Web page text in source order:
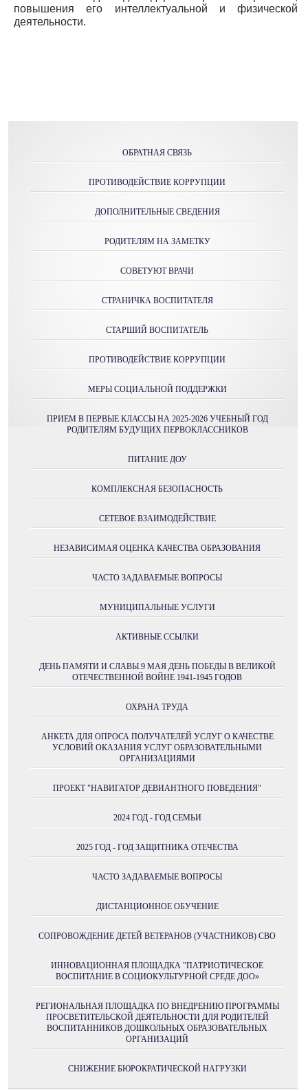
повышения его интеллектуальной и физической
деятельности.
ОБРАТНАЯ СВЯЗЬ
ПРОТИВОДЕЙСТВИЕ КОРРУПЦИИ
ДОПОЛНИТЕЛЬНЫЕ СВЕДЕНИЯ
РОДИТЕЛЯМ НА ЗАМЕТКУ
СОВЕТУЮТ ВРАЧИ
СТРАНИЧКА ВОСПИТАТЕЛЯ
СТАРШИЙ ВОСПИТАТЕЛЬ
ПРОТИВОДЕЙСТВИЕ КОРРУПЦИИ
МЕРЫ СОЦИАЛЬНОЙ ПОДДЕРЖКИ
ПРИЕМ В ПЕРВЫЕ КЛАССЫ НА 2025-2026 УЧЕБНЫЙ ГОД
РОДИТЕЛЯМ БУДУЩИХ ПЕРВОКЛАССНИКОВ
ПИТАНИЕ ДОУ
КОМПЛЕКСНАЯ БЕЗОПАСНОСТЬ
СЕТЕВОЕ ВЗАИМОДЕЙСТВИЕ
НЕЗАВИСИМАЯ ОЦЕНКА КАЧЕСТВА ОБРАЗОВАНИЯ
ЧАСТО ЗАДАВАЕМЫЕ ВОПРОСЫ
МУНИЦИПАЛЬНЫЕ УСЛУГИ
АКТИВНЫЕ ССЫЛКИ
ДЕНЬ ПАМЯТИ И СЛАВЫ.9 МАЯ ДЕНЬ ПОБЕДЫ В ВЕЛИКОЙ
ОТЕЧЕСТВЕННОЙ ВОЙНЕ 1941-1945 ГОДОВ
ОХРАНА ТРУДА
АНКЕТА ДЛЯ ОПРОСА ПОЛУЧАТЕЛЕЙ УСЛУГ О КАЧЕСТВЕ
УСЛОВИЙ ОКАЗАНИЯ УСЛУГ ОБРАЗОВАТЕЛЬНЫМИ
ОРГАНИЗАЦИЯМИ
ПРОЕКТ "НАВИГАТОР ДЕВИАНТНОГО ПОВЕДЕНИЯ"
2024 ГОД - ГОД СЕМЬИ
2025 ГОД - ГОД ЗАЩИТНИКА ОТЕЧЕСТВА
ЧАСТО ЗАДАВАЕМЫЕ ВОПРОСЫ
ДИСТАНЦИОННОЕ ОБУЧЕНИЕ
СОПРОВОЖДЕНИЕ ДЕТЕЙ ВЕТЕРАНОВ (УЧАСТНИКОВ) СВО
ИННОВАЦИОННАЯ ПЛОЩАДКА "ПАТРИОТИЧЕСКОЕ
ВОСПИТАНИЕ В СОЦИОКУЛЬТУРНОЙ СРЕДЕ ДОО»
РЕГИОНАЛЬНАЯ ПЛОЩАДКА ПО ВНЕДРЕНИЮ ПРОГРАММЫ
ПРОСВЕТИТЕЛЬСКОЙ ДЕЯТЕЛЬНОСТИ ДЛЯ РОДИТЕЛЕЙ
ВОСПИТАННИКОВ ДОШКОЛЬНЫХ ОБРАЗОВАТЕЛЬНЫХ
ОРГАНИЗАЦИЙ
СНИЖЕНИЕ БЮРОКРАТИЧЕСКОЙ НАГРУЗКИ